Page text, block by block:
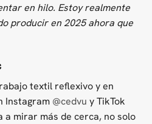
en hilo. Estoy realmente
producir en 2025 ahora que
textil reflexivo y en
Instagram @cedvu y TikTok
a mirar más de cerca, no solo